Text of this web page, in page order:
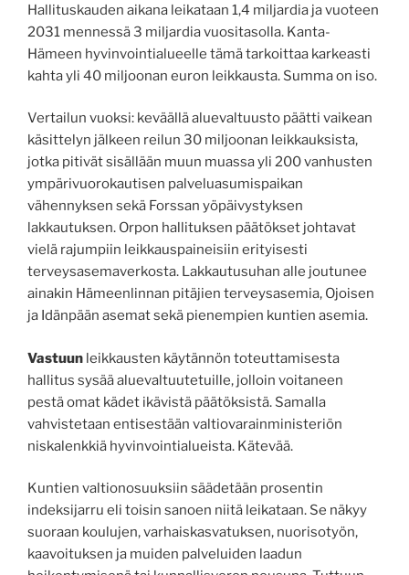
Hallituskauden aikana leikataan 1,4 miljardia ja vuoteen
2031 mennessä 3 miljardia vuositasolla. Kanta-
Hämeen hyvinvointialueelle tämä tarkoittaa karkeasti
kahta yli 40 miljoonan euron leikkausta. Summa on iso.
Vertailun vuoksi: keväällä aluevaltuusto päätti vaikean
käsittelyn jälkeen reilun 30 miljoonan leikkauksista,
jotka pitivät sisällään muun muassa yli 200 vanhusten
ympärivuorokautisen palveluasumispaikan
vähennyksen sekä Forssan yöpäivystyksen
lakkautuksen. Orpon hallituksen päätökset johtavat
vielä rajumpiin leikkauspaineisiin erityisesti
terveysasemaverkosta. Lakkautusuhan alle joutunee
ainakin Hämeenlinnan pitäjien terveysasemia, Ojoisen
ja Idänpään asemat sekä pienempien kuntien asemia.
Vastuun leikkausten käytännön toteuttamisesta
hallitus sysää aluevaltuutetuille, jolloin voitaneen
pestä omat kädet ikävistä päätöksistä. Samalla
vahvistetaan entisestään valtiovarainministeriön
niskalenkkiä hyvinvointialueista. Kätevää.
Kuntien valtionosuuksiin säädetään prosentin
indeksijarru eli toisin sanoen niitä leikataan. Se näkyy
suoraan koulujen, varhaiskasvatuksen, nuorisotyön,
kaavoituksen ja muiden palveluiden laadun